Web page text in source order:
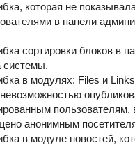
которая не
в панели
сортировки блоков в
системы.
в модулях: Files и
пользователям,
анонимным
в модуле новостей,